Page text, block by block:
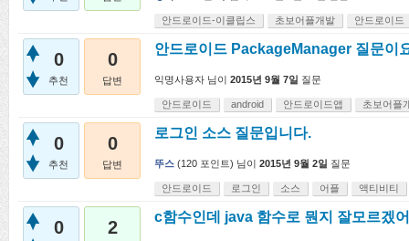
안드로이드-이클립스 초보어플개발 안드로이드
0
추천
0
답변
안드로이드 PackageManager 질문이
익명사용자 님이 2015년 9월 7일 질문
안드로이드 android 안드로이드앱 초보어플
0
추천
0
답변
로그인 소스 질문입니다.
뚜스 (120 포인트) 님이 2015년 9월 2일 질문
안드로이드 로그인 소스 어플 액티비티
0 2
c함수인데 java 함수로 뭔지 잘모르겠